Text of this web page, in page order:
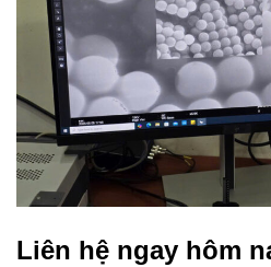
Liên hệ ngay hôm